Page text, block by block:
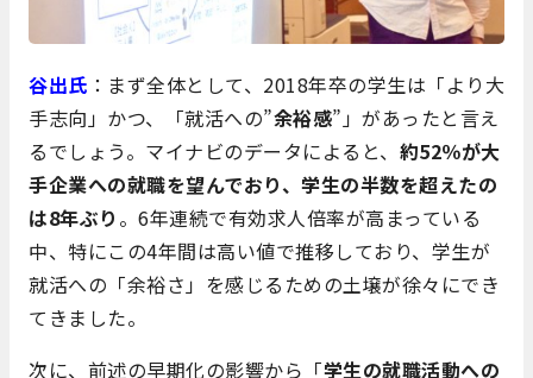
谷出氏 ：まず全体として、2018年卒の学生は「より大
手志向」かつ、「就活への”余裕感”」があったと言え
るでしょう。マイナビのデータによると、 約52％が大
手企業への就職を望んでおり、学生の半数を超えたの
は8年ぶり 。6年連続で有効求人倍率が高まっている
中、特にこの4年間は高い値で推移しており、学生が
就活への「余裕さ」を感じるための土壌が徐々にでき
てきました。
次に、前述の早期化の影響から「学生の就職活動への